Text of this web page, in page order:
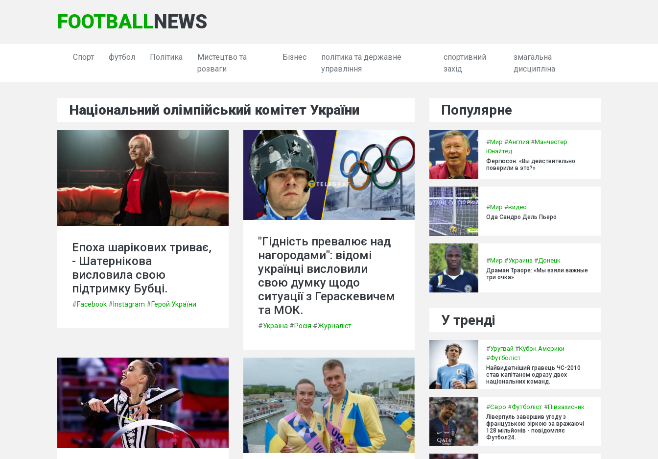
FOOTBALLNEWS
Спорт футбол Політика
Мистецтво та
розваги
Бізнес
політика та державне
управління
спортивний
захід
змагальна
дисципліна
Національний олімпійський комітет України
Епоха шарікових триває,
- Шатернікова
висловила свою
підтримку Бубці.
#Facebook # Instagram #Герой України
"Гідність превалює над
нагородами": відомі
українці висловили
свою думку щодо
ситуації з Гераскевичем
та МОК.
#Україна #Росія #Журналіст
Популярне
#Мир #Англия #Манчестер
Юнайтед
Фергюсон: «Вы действительно
поверили в это?»
#Мир #видео
Ода Сандро Дель Пьеро
#Мир #Украина #Донецк
Драман Траоре: «Мы взяли важные
три очка»
У тренді
#Уругвай #Кубок Америки
#Футболіст
Найвидатніший гравець ЧС-2010
став капітаном одразу двох
національних команд.
#Євро #Футболіст #Півзахисник
Ліверпуль завершив угоду з
французькою зіркою за вражаючі
128 мільйонів - повідомляє
Футбол24.